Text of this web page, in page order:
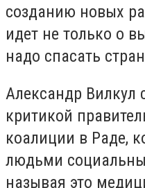
созданию новых
идет не только о
надо спасать
Александр Вилкул
критикой
коалиции в Раде,
людьми
называя это